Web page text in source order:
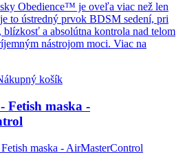
Obedience™ je oveľa viac než len
to ústredný prvok BDSM sedení, pri
blízkosť a absolútna kontrola nad telom
nástrojom moci. Viac na
košík
maska -